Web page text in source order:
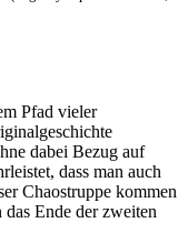
Pfad vieler
dabei Bezug auf
dass man auch
Chaostruppe kommen
Ende der zweiten